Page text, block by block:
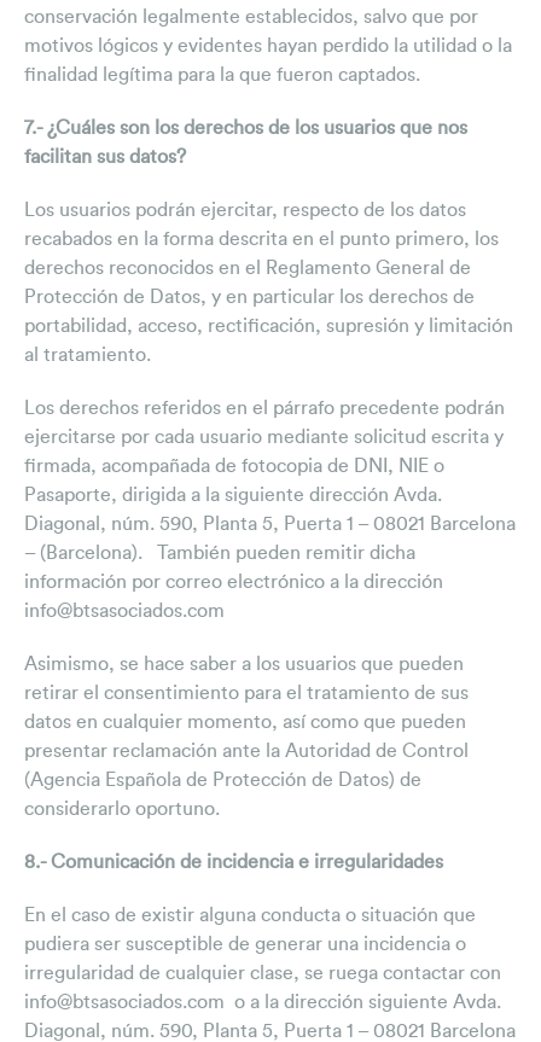
conservación legalmente establecidos, salvo que por
motivos lógicos y evidentes hayan perdido la utilidad o la
finalidad legítima para la que fueron captados.
7.- ¿Cuáles son los derechos de los usuarios que nos
facilitan sus datos?
Los usuarios podrán ejercitar, respecto de los datos
recabados en la forma descrita en el punto primero, los
derechos reconocidos en el Reglamento General de
Protección de Datos, y en particular los derechos de
portabilidad, acceso, rectificación, supresión y limitación
al tratamiento.
Los derechos referidos en el párrafo precedente podrán
ejercitarse por cada usuario mediante solicitud escrita y
firmada, acompañada de fotocopia de DNI, NIE o
Pasaporte, dirigida a la siguiente dirección Avda.
Diagonal, núm. 590, Planta 5, Puerta 1 – 08021 Barcelona
– (Barcelona). También pueden remitir dicha
información por correo electrónico a la dirección
info@btsasociados.com
Asimismo, se hace saber a los usuarios que pueden
retirar el consentimiento para el tratamiento de sus
datos en cualquier momento, así como que pueden
presentar reclamación ante la Autoridad de Control
(Agencia Española de Protección de Datos) de
considerarlo oportuno.
8.- Comunicación de incidencia e irregularidades
En el caso de existir alguna conducta o situación que
pudiera ser susceptible de generar una incidencia o
irregularidad de cualquier clase, se ruega contactar con
info@btsasociados.com o a la dirección siguiente Avda.
Diagonal, núm. 590, Planta 5, Puerta 1 – 08021 Barcelona